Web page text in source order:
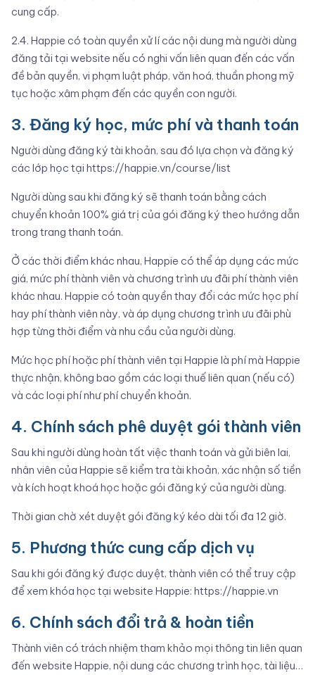
cung cấp.
2.4. Happie có toàn quyền xử lí các nội dung mà người dùng
đăng tải tại website nếu có nghi vấn liên quan đến các vấn
đề bản quyền, vi phạm luật pháp, văn hoá, thuần phong mỹ
tục hoặc xâm phạm đến các quyền con người.
3. Đăng ký học, mức phí và thanh toán
Người dùng đăng ký tài khoản, sau đó lựa chọn và đăng ký
các lớp học tại https://happie.vn/course/list
Người dùng sau khi đăng ký sẽ thanh toán bằng cách
chuyển khoản 100% giá trị của gói đăng ký theo hướng dẫn
trong trang thanh toán.
Ở các thời điểm khác nhau, Happie có thể áp dụng các mức
giá, mức phí thành viên và chương trình ưu đãi phí thành viên
khác nhau. Happie có toàn quyền thay đổi các mức học phí
hay phí thành viên này, và áp dụng chương trình ưu đãi phù
hợp từng thời điểm và nhu cầu của người dùng.
Mức học phí hoặc phí thành viên tại Happie là phí mà Happie
thực nhận, không bao gồm các loại thuế liên quan (nếu có)
và các loại phí như phí chuyển khoản.
4. Chính sách phê duyệt gói thành viên
Sau khi người dùng hoàn tất việc thanh toán và gửi biên lai,
nhân viên của Happie sẽ kiểm tra tài khoản, xác nhận số tiền
và kích hoạt khoá học hoặc gói đăng ký của người dùng.
Thời gian chờ xét duyệt gói đăng ký kéo dài tối đa 12 giờ.
5. Phương thức cung cấp dịch vụ
Sau khi gói đăng ký được duyệt, thành viên có thể truy cập
để xem khóa học tại website Happie: https://happie.vn
6. Chính sách đổi trả & hoàn tiền
Thành viên có trách nhiệm tham khảo mọi thông tin liên quan
đến website Happie, nội dung các chương trình học, tài liệu…